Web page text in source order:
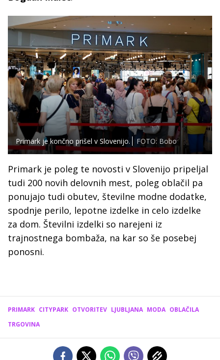
Primark je končno prišel v Slovenijo. FOTO: Bobo
Primark je poleg te novosti v Slovenijo pripeljal
tudi 200 novih delovnih mest, poleg oblačil pa
ponujajo tudi obutev, številne modne dodatke,
spodnje perilo, lepotne izdelke in celo izdelke
za dom. Številni izdelki so narejeni iz
trajnostnega bombaža, na kar so še posebej
ponosni.
PRIMARK CITYPARK OTVORITEV LJUBLJANA MODA OBLAČILA
TRGOVINA